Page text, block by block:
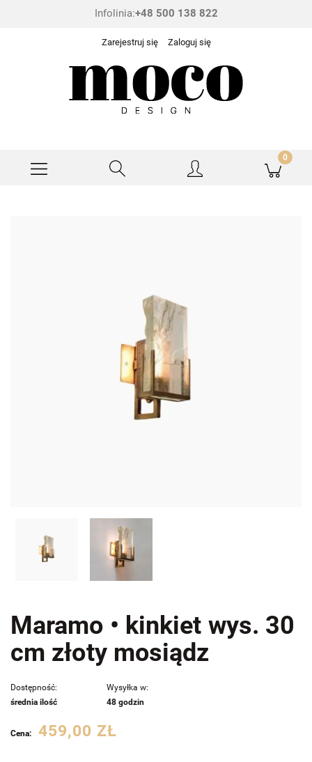
Infolinia:+48 500 138 822
Zarejestruj się Zaloguj się
Maramo • kinkiet wys. 30
cm złoty mosiądz
Dostępność:
średnia ilość
Wysyłka w:
48 godzin
Cena: 459,00 ZŁ